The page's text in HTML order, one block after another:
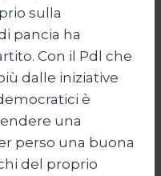
sulla
pancia ha
Con il Pdl che
dalle iniziative
è
una
perso una buona
del proprio